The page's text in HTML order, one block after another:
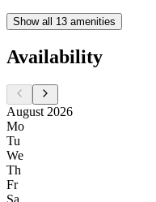
Show all 13 amenities
Availability
August 2026
Mo
Tu
We
Th
Fr
Sa